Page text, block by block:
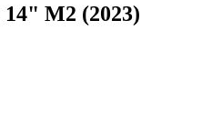
M2 (2023)